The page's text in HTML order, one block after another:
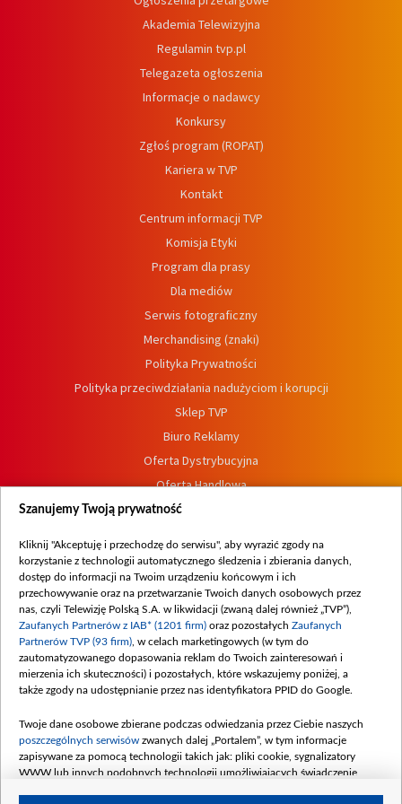
Akademia Telewizyjna
Regulamin tvp.pl
Telegazeta ogłoszenia
Informacje o nadawcy
Konkursy
Zgłoś program (ROPAT)
Kariera w TVP
Kontakt
Centrum informacji TVP
Komisja Etyki
Program dla prasy
Dla mediów
Serwis fotograficzny
Merchandising (znaki)
Polityka Prywatności
Polityka przeciwdziałania nadużyciom i korupcji
Sklep TVP
Biuro Reklamy
Oferta Dystrybucyjna
Oferta Handlowa
Dostępność
Procedura zgłoszeń wewnętrznych
Szanujemy Twoją prywatność
Kliknij "Akceptuję i przechodzę do serwisu", aby wyrazić zgody na
korzystanie z technologii automatycznego śledzenia i zbierania danych,
dostęp do informacji na Twoim urządzeniu końcowym i ich
przechowywanie oraz na przetwarzanie Twoich danych osobowych przez
nas, czyli Telewizję Polską S.A. w likwidacji (zwaną dalej również „TVP”),
Zaufanych Partnerów z IAB* (1201 firm) oraz pozostałych Zaufanych
Partnerów TVP (93 firm) , w celach marketingowych (w tym do
zautomatyzowanego dopasowania reklam do Twoich zainteresowań i
mierzenia ich skuteczności) i pozostałych, które wskazujemy poniżej, a
także zgody na udostępnianie przez nas identyfikatora PPID do Google.
Twoje dane osobowe zbierane podczas odwiedzania przez Ciebie naszych
poszczególnych serwisów zwanych dalej „Portalem”, w tym informacje
zapisywane za pomocą technologii takich jak: pliki cookie, sygnalizatory
WWW lub innych podobnych technologii umożliwiających świadczenie